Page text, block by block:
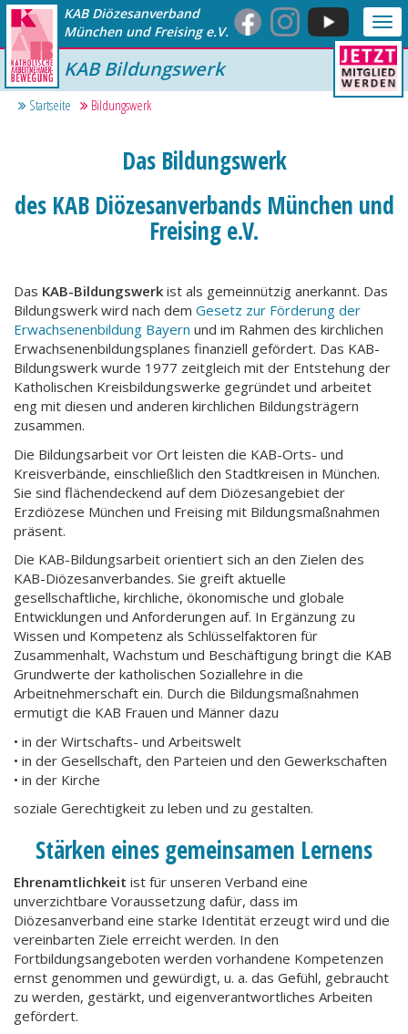
KAB Diözesanverband
München und Freising e.V.
KAB Bildungswerk
Startseite Bildungswerk
Das Bildungswerk
des KAB Diözesanverbands München und
Freising e.V.
Das KAB-Bildungswerk ist als gemeinnützig anerkannt. Das
Bildungswerk wird nach dem Gesetz zur Förderung der
Erwachsenenbildung Bayern und im Rahmen des kirchlichen
Erwachsenenbildungsplanes finanziell gefördert. Das KAB-
Bildungswerk wurde 1977 zeitgleich mit der Entstehung der
Katholischen Kreisbildungswerke gegründet und arbeitet
eng mit diesen und anderen kirchlichen Bildungsträgern
zusammen.
Die Bildungsarbeit vor Ort leisten die KAB-Orts- und
Kreisverbände, einschließlich den Stadtkreisen in München.
Sie sind flächendeckend auf dem Diözesangebiet der
Erzdiözese München und Freising mit Bildungsmaßnahmen
präsent.
Die KAB-Bildungsarbeit orientiert sich an den Zielen des
KAB-Diözesanverbandes. Sie greift aktuelle
gesellschaftliche, kirchliche, ökonomische und globale
Entwicklungen und Anforderungen auf. In Ergänzung zu
Wissen und Kompetenz als Schlüsselfaktoren für
Zusammenhalt, Wachstum und Beschäftigung bringt die KAB
Grundwerte der katholischen Soziallehre in die
Arbeitnehmerschaft ein. Durch die Bildungsmaßnahmen
ermutigt die KAB Frauen und Männer dazu
• in der Wirtschafts- und Arbeitswelt
• in der Gesellschaft, den Parteien und den Gewerkschaften
• in der Kirche
soziale Gerechtigkeit zu leben und zu gestalten.
Stärken eines gemeinsamen Lernens
Ehrenamtlichkeit ist für unseren Verband eine
unverzichtbare Voraussetzung dafür, dass im
Diözesanverband eine starke Identität erzeugt wird und die
vereinbarten Ziele erreicht werden. In den
Fortbildungsangeboten werden vorhandene Kompetenzen
ernst genommen und gewürdigt, u. a. das Gefühl, gebraucht
zu werden, gestärkt, und eigenverantwortliches Arbeiten
gefördert.